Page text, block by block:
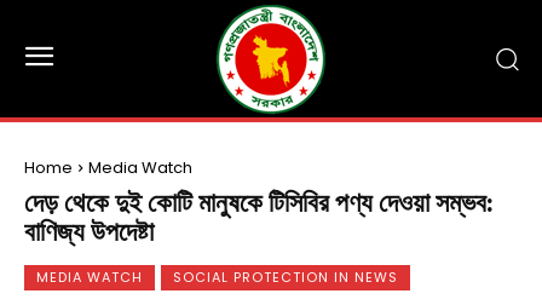
Home Media Watch
দেড় থেকে দুই কোটি মানুষকে টিসিবির পণ্য দেওয়া সম্ভব:
বাণিজ্য উপদেষ্টা
MEDIA WATCH SOCIAL PROTECTION IN NEWS